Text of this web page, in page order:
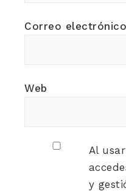
Correo electrónico
Web
Al
y